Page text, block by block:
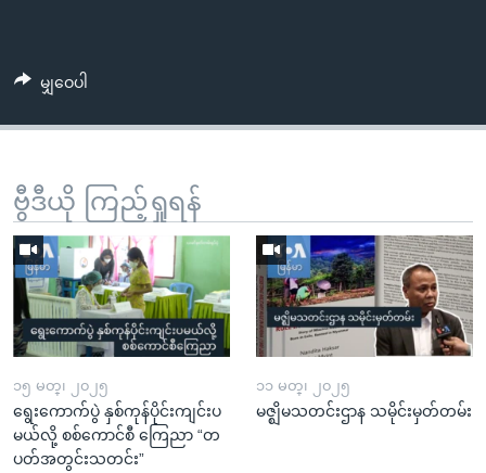
မျှဝေပါ
ဗွီဒီယို ကြည့်ရှုရန်
၁၅ မတ္၊ ၂၀၂၅
ရွေးကောက်ပွဲ နှစ်ကုန်ပိုင်းကျင်းပ
မယ်လို့ စစ်ကောင်စီ ကြေညာ “တ
ပတ်အတွင်းသတင်း”
၁၁ မတ္၊ ၂၀၂၅
မဇ္ဈိမသတင်းဌာန သမိုင်းမှတ်တမ်း